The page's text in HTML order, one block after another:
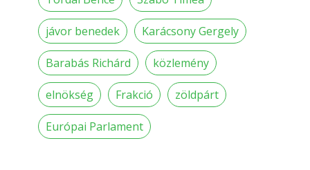
jávor benedek Karácsony Gergely
Barabás Richárd közlemény
elnökség Frakció zöldpárt
Európai Parlament